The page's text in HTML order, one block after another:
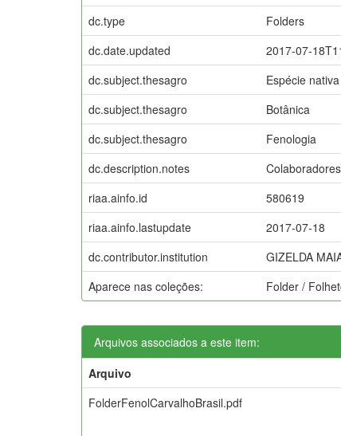
dc.type
Folders
dc.date.updated
2017-07-
dc.subject.thesagro
Espécie nativa
dc.subject.thesagro
Botânica
dc.subject.thesagro
Fenologia
dc.description.notes
riaa.ainfo.id
580619
riaa.ainfo.lastupdate
2017-07-18
dc.contributor.institution
GIZELDA
Aparece nas coleções:
Folder /
Arquivos associados a este item:
Arquivo
FolderFenolCarvalhoBrasil.pdf